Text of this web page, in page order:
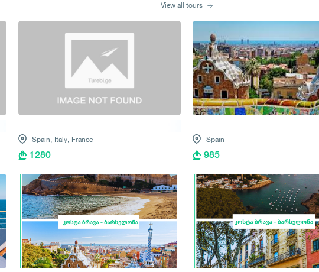
View all tours
Spain, Italy, France
1280
Spain
985